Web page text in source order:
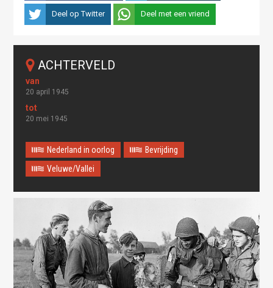
Deel op Twitter Deel met een vriend
ACHTERVELD
20 april 1945
20 mei 1945
Nederland in oorlog
Bevrijding
Veluwe/Vallei